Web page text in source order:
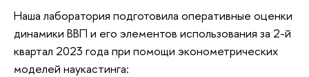
Наша лаборатория подготовила оперативные оценки
динамики ВВП и его элементов использования за 2-й
квартал 2023 года при помощи эконометрических
моделей наукастинга: